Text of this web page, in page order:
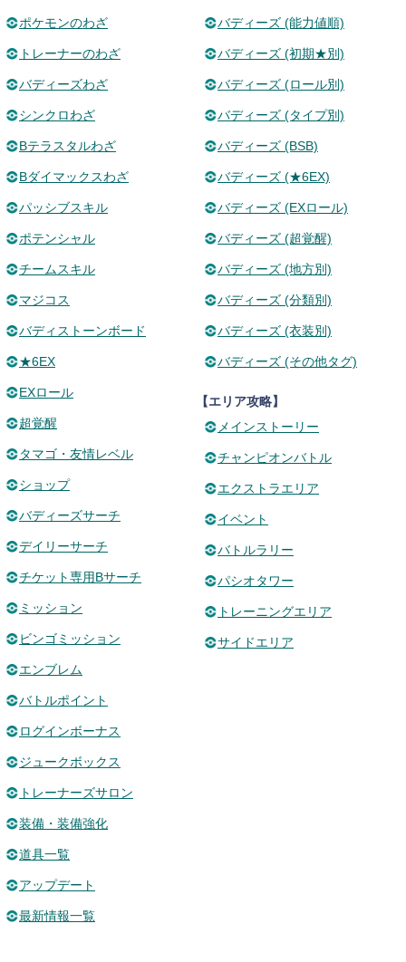
ポケモンのわざ
トレーナーのわざ
バディーズわざ
シンクロわざ
Bテラスタルわざ
Bダイマックスわざ
パッシブスキル
ポテンシャル
チームスキル
マジコス
バディストーンボード
★6EX
EXロール
超覚醒
タマゴ・友情レベル
ショップ
バディーズサーチ
デイリーサーチ
チケット専用Bサーチ
ミッション
ビンゴミッション
エンブレム
バトルポイント
ログインボーナス
ジュークボックス
トレーナーズサロン
装備・装備強化
道具一覧
アップデート
最新情報一覧
バディーズ (能力値順)
バディーズ (初期★別)
バディーズ (ロール別)
バディーズ (タイプ別)
バディーズ (BSB)
バディーズ (★6EX)
バディーズ (EXロール)
バディーズ (超覚醒)
バディーズ (地方別)
バディーズ (分類別)
バディーズ (衣装別)
バディーズ (その他タグ)
【エリア攻略】
メインストーリー
チャンピオンバトル
エクストラエリア
イベント
バトルラリー
パシオタワー
トレーニングエリア
サイドエリア